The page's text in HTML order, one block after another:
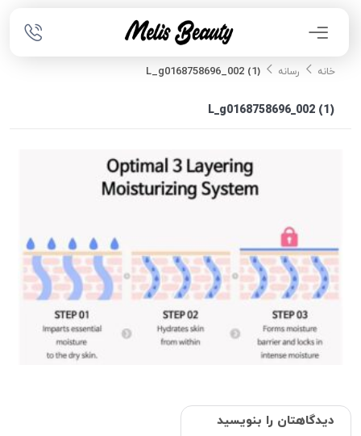
خانه رسانه L_g0168758696_002 (1)
L_g0168758696_002 (1)
دیدگاهتان را بنویسید